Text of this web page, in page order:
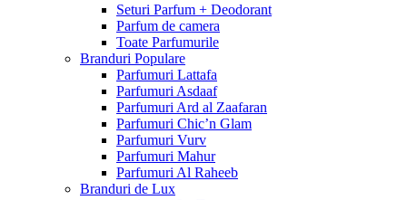
Seturi Parfum + Deodorant
Parfum de camera
Toate Parfumurile
Branduri Populare
Parfumuri Lattafa
Parfumuri Asdaaf
Parfumuri Ard al Zaafaran
Parfumuri Chic’n Glam
Parfumuri Vurv
Parfumuri Mahur
Parfumuri Al Raheeb
Branduri de Lux